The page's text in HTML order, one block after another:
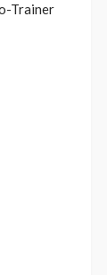
Trainer